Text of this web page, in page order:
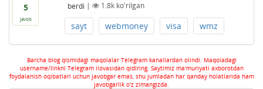
5
javob
berdi | 1.8kko'rilgan
sayt webmoney visa wmz
Barcha blog qismidagi maqolalar Telegram kanallardan olindi. Maqoladagi
username/linkni Telegram ilovasidan qidiring. Saytimiz ma'muriyati axborotdan
foydalanish oqibatlari uchun javobgar emas, shu jumladan har qanday holatlarida ham
javobgarlik o'z zimangizda.